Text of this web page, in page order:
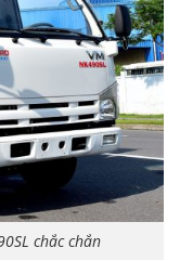
chắc chắn